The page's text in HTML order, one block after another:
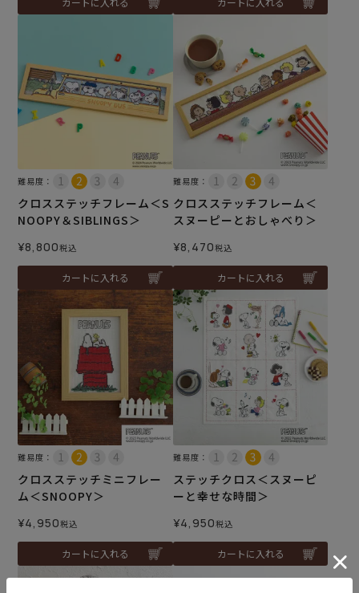
難易度：
クロスステッチフレーム＜S
NOOPY＆SIBLINGS＞
¥8,800税込
カートに入れる
難易度：
クロスステッチフレーム＜
スヌーピーとおしゃべり＞
¥8,470税込
カートに入れる
難易度：
クロスステッチミニフレー
ム＜SNOOPY＞
¥4,950税込
カートに入れる
難易度：
ステッチクロス＜スヌーピ
ーと幸せな時間＞
¥4,950税込
カートに入れる